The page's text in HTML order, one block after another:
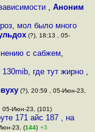
, Аноним
мол было много
(?), 18:13 , 05-
с сабжем,
где тут жирно ,
(?), 20:59 , 05-Июн-23,
05-Июн-23, (101)
171 айс 187 , на
23, (144) +3